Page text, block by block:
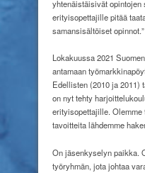
yhtenäistäisivät
erityisopettajille pitää
samansisältöiset opinnot.”
Lokakuussa 2021
antamaan
Edellisten (2010 ja 2011)
on nyt tehty
erityisopettajille.
tavoitteita lähdemme
On jäsenkyselyn paikka.
työryhmän, jota johtaa